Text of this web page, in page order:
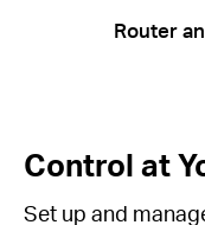
Router
Control at
Set up and